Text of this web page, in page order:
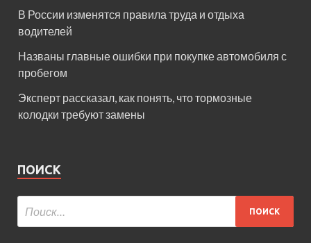
В России изменятся правила труда и отдыха
водителей
Названы главные ошибки при покупке автомобиля с
пробегом
Эксперт рассказал, как понять, что тормозные
колодки требуют замены
ПОИСК